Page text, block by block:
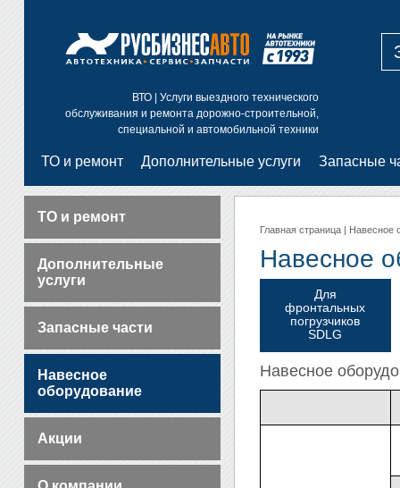
ВТО | Услуги выездного технического
обслуживания и ремонта дорожно-строительной,
специальной и автомобильной техники
ТО и ремонт
Диагностика неисправностей
Техническое обслуживание
Текущий и капитальный ремонт
Ремонт гидравлической системы
Ремонт дизелей, топливной
системы
Ремонт электрооборудования
Гарантийное и постгарантийное
обслуживание
Дополнительные услуги
Тренинги для персонала
Запасные
ТО и ремонт
Дополнительные
услуги
Запасные части
Навесное
оборудование
Акции
Главная страница | Навесное
Навесное
Для
фронтальных
погрузчиков
SDLG
Навесное